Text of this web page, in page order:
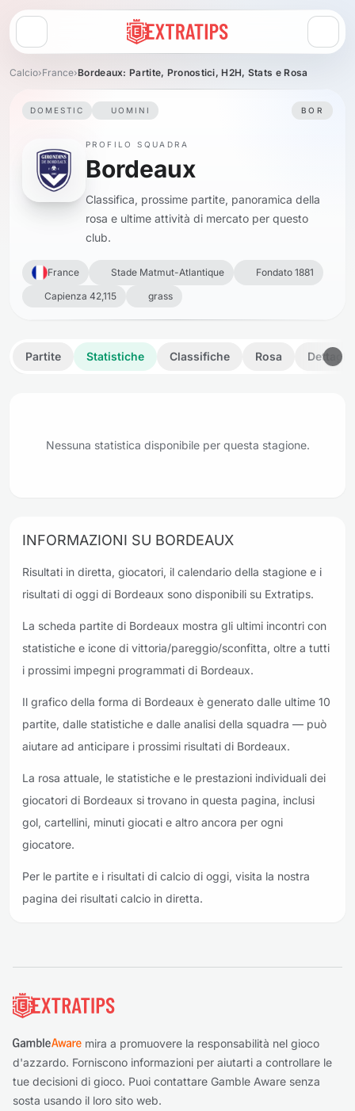
Apri menu
Calcio›France›Bordeaux: Partite, Pronostici, H2H, Stats e Rosa
DOMESTIC UOMINI BOR
PROFILO SQUADRA
Bordeaux
Classifica, prossime partite, panoramica della
rosa e ultime attività di mercato per questo
club.
France Stade Matmut-Atlantique
Fondato 1881
Capienza 42,115
grass
Partite Statistiche Classifiche Rosa Dettagli
Nessuna statistica disponibile per questa stagione.
INFORMAZIONI SU BORDEAUX
Risultati in diretta, giocatori, il calendario della stagione e i
risultati di oggi di Bordeaux sono disponibili su Extratips.
La scheda partite di Bordeaux mostra gli ultimi incontri con
statistiche e icone di vittoria/pareggio/sconfitta, oltre a tutti
i prossimi impegni programmati di Bordeaux.
Il grafico della forma di Bordeaux è generato dalle ultime 10
partite, dalle statistiche e dalle analisi della squadra — può
aiutare ad anticipare i prossimi risultati di Bordeaux.
La rosa attuale, le statistiche e le prestazioni individuali dei
giocatori di Bordeaux si trovano in questa pagina, inclusi
gol, cartellini, minuti giocati e altro ancora per ogni
giocatore.
Per le partite e i risultati di calcio di oggi, visita la nostra
pagina dei risultati calcio in diretta.
mira a promuovere la responsabilità nel gioco
d'azzardo. Forniscono informazioni per aiutarti a controllare le
tue decisioni di gioco. Puoi contattare Gamble Aware senza
sosta usando il loro sito web.